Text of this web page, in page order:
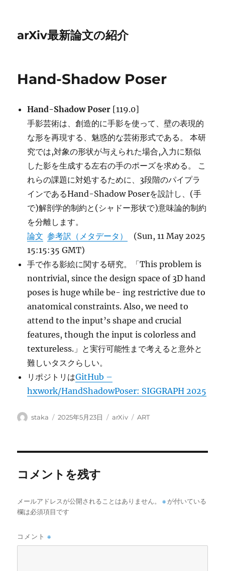
arXiv最新論文の紹介
Hand-Shadow Poser
Hand-Shadow Poser [119.0]
手影芸術は、創造的に手影を使って、壁の表現的
な形を再現する、魅惑的な芸術形式である。 本研
究では,対象の形状が与えられた場合,入力に類似
した影を生成する左右の手のポーズを求める。 こ
れらの課題に対処するために、3段階のパイプラ
インであるHand-Shadow Poserを設計し、(手
で)解剖学的制約と(シャドー形状で)意味論的制約
を分離します。
論文 参考訳（メタデータ）
(Sun, 11 May 2025
15:15:35 GMT)
手で作る影絵に関する研究。「This problem is
nontrivial, since the design space of 3D hand
poses is huge while be- ing restrictive due to
anatomical constraints. Also, we need to
attend to the input’s shape and crucial
features, though the input is colorless and
textureless.」と実行可能性まで考えると意外と
難しいタスクらしい。
リポジトリはGitHub –
hxwork/HandShadowPoser: SIGGRAPH 2025
投
staka
投
2025年5月23日
カ
arXiv
タ
ART
コメントを残す
メールアドレスが公開されることはありません。 ※ が付いている
欄は必須項目です
コメント※